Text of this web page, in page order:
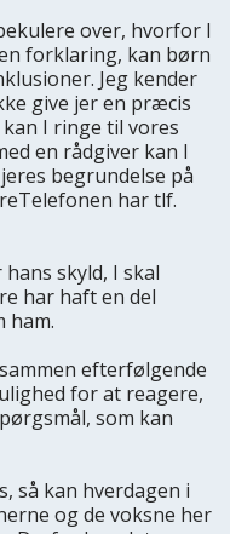
over, hvorfor I
forklaring, kan børn
Jeg kender
give jer en præcis
I ringe til vores
en rådgiver kan I
begrundelse på
har tlf.
skyld, I skal
har haft en del
ham.
efterfølgende
for at reagere,
som kan
så kan hverdagen i
og de voksne her